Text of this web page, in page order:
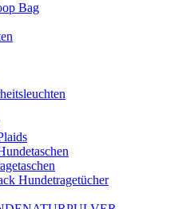
Bag
Hundetragetücher